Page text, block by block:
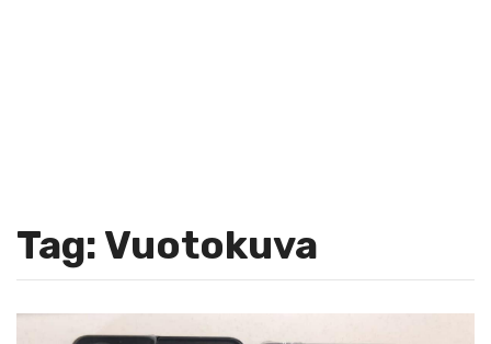
Tag: Vuotokuva